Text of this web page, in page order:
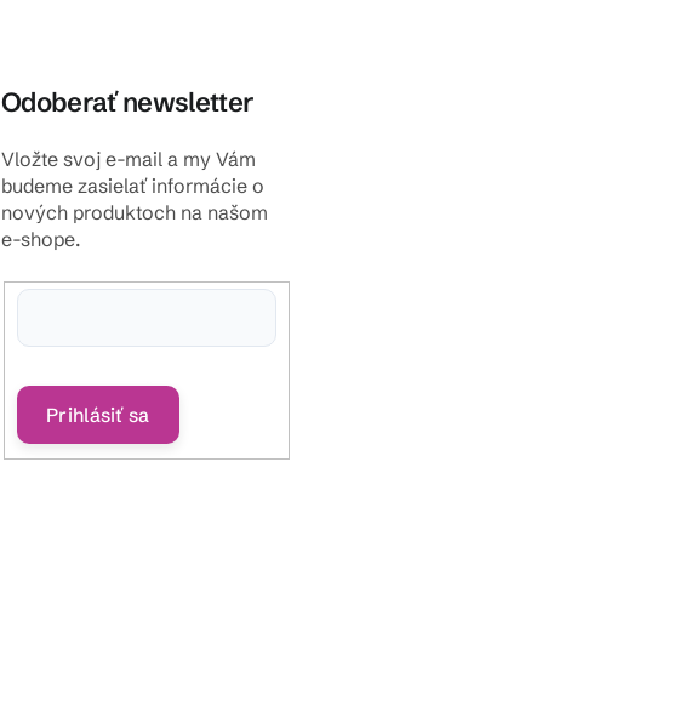
Odoberať newsletter
Vložte svoj e-mail a my Vám
budeme zasielať informácie o
nových produktoch na našom
e-shope.
Prihlásiť sa